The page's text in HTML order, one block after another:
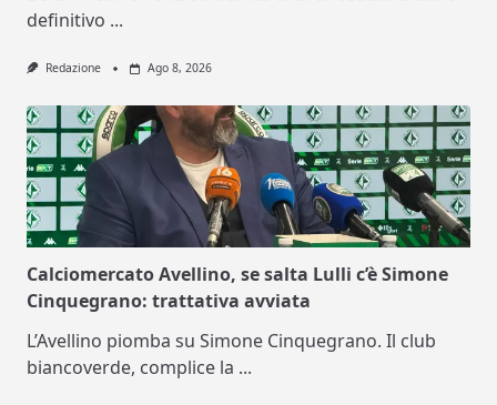
definitivo ...
Redazione Ago 8, 2026
Calciomercato Avellino, se salta Lulli c’è Simone
Cinquegrano: trattativa avviata
L’Avellino piomba su Simone Cinquegrano. Il club
biancoverde, complice la ...